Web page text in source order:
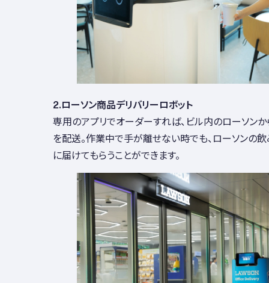
2.ローソン商品デリバリーロボット
専用のアプリでオーダーすれば、ビル内のローソン
を配送。作業中で手が離せない時でも、ローソンの
に届けてもらうことができます。